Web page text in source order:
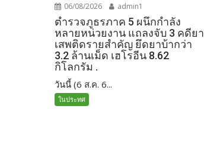
06/08/2026 admin1
ตำรวจภูธรภาค 5 ผนึกกำลัง
หลายหน่วยงาน แถลงจับ 3 คดียา
เสพติดรายสำคัญ ยึดยาบ้ากว่า
3.2 ล้านเม็ด เฮโรอีน 8.62
กิโลกรัม .
วันนี้ (6 ส.ค. 6...
ในประทศ